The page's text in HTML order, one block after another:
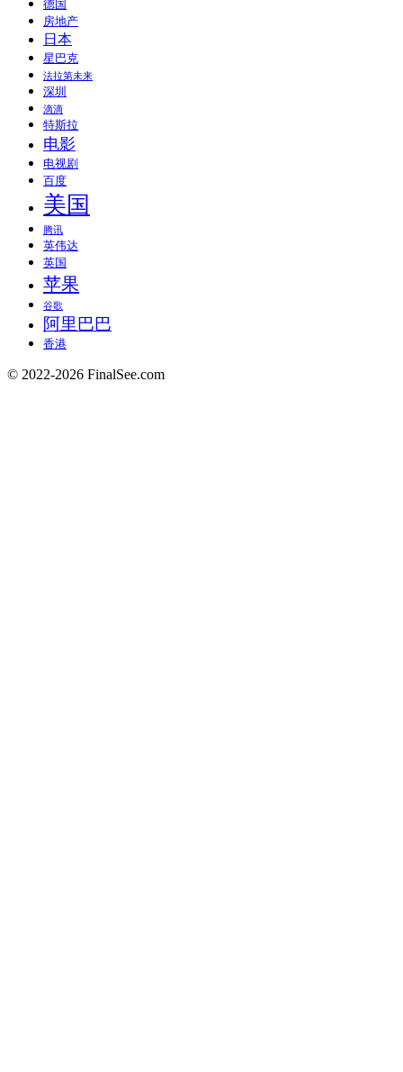
德国
房地产
日本
星巴克
法拉第未来
深圳
滴滴
特斯拉
电影
电视剧
百度
美国
腾讯
英伟达
英国
苹果
谷歌
阿里巴巴
香港
© 2022-2026 FinalSee.com